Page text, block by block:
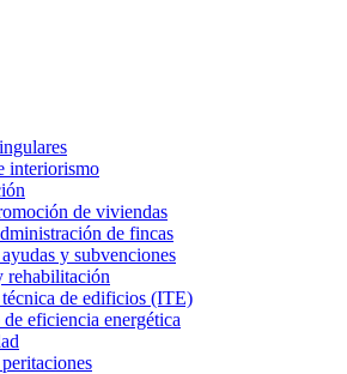
interiorismo
de viviendas
de fincas
y subvenciones
rehabilitación
de edificios (ITE)
eficiencia energética